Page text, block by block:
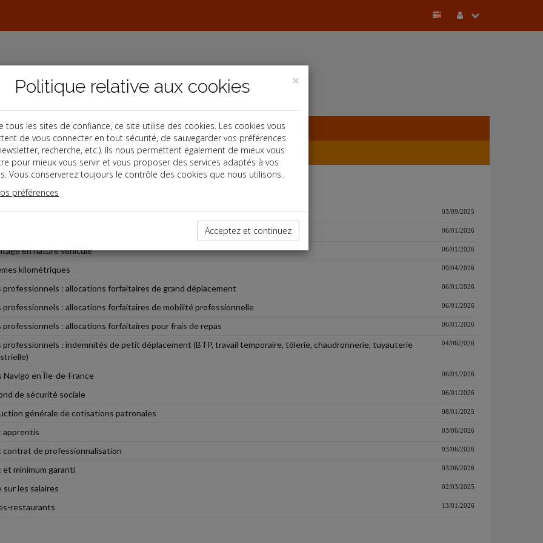
et cotisations
en nature nouvelles technologies 03/09/2025
06/01/2026
en nature véhicule 06/01/2026
kilométriques 09/04/2026
professionnels : allocations forfaitaires de grand déplacement 06/01/2026
professionnels : allocations forfaitaires de mobilité professionnelle 06/01/2026
professionnels : allocations forfaitaires pour frais de repas 06/01/2026
professionnels : indemnités de petit déplacement (BTP, travail temporaire, tôlerie, chaudronnerie, tuyauterie
04/06/2026
Navigo en Île-de-France 06/01/2026
de sécurité sociale 06/01/2026
générale de cotisations patronales 08/01/2025
apprentis 03/06/2026
contrat de professionnalisation 03/06/2026
et minimum garanti 03/06/2026
sur les salaires 02/03/2025
restaurants 13/01/2026
×
Politique relative aux cookies
tous les sites de confiance, ce site utilise des cookies. Les cookies vous
de vous connecter en tout sécurité, de sauvegarder vos préférences
recherche, etc.). Ils nous permettent également de mieux vous
pour mieux vous servir et vous proposer des services adaptés à vos
Vous conserverez toujours le contrôle des cookies que nous utilisons.
préférences
Acceptez et continuez